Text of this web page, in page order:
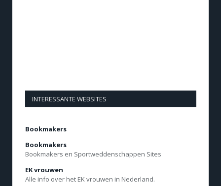
INTERESSANTE WEBSITES
Bookmakers
Bookmakers
Bookmakers en Sportweddenschappen Sites
EK vrouwen
Alle info over het EK vrouwen in Nederland.